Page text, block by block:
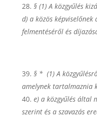
§ (1) A közgyűlés
d) a közös képviselőnek
felmentéséről és
§ * (1) A
amelynek tartalmaznia
e) a közgyűlés által
szerint és a szavazás